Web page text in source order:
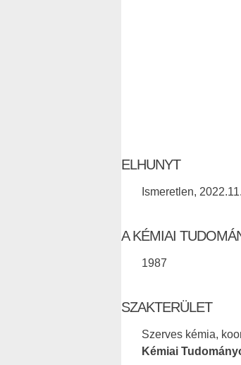
ELHUNYT
Ismeretlen,
A KÉMIAI
1987
SZAKTERÜLET
Szerves kémia,
Kémiai